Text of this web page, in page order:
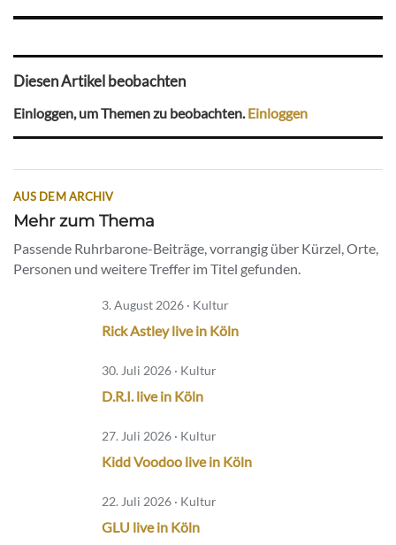
Diesen Artikel beobachten
Einloggen, um Themen zu beobachten. Einloggen
AUS DEM ARCHIV
Mehr zum Thema
Passende Ruhrbarone-Beiträge, vorrangig über Kürzel, Orte,
Personen und weitere Treffer im Titel gefunden.
3. August 2026 · Kultur
Rick Astley live in Köln
30. Juli 2026 · Kultur
D.R.I. live in Köln
27. Juli 2026 · Kultur
Kidd Voodoo live in Köln
22. Juli 2026 · Kultur
GLU live in Köln